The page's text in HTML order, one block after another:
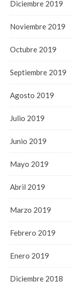
Diciembre 2019
Noviembre 2019
Octubre 2019
Septiembre 2019
Agosto 2019
Julio 2019
Junio 2019
Mayo 2019
Abril 2019
Marzo 2019
Febrero 2019
Enero 2019
Diciembre 2018